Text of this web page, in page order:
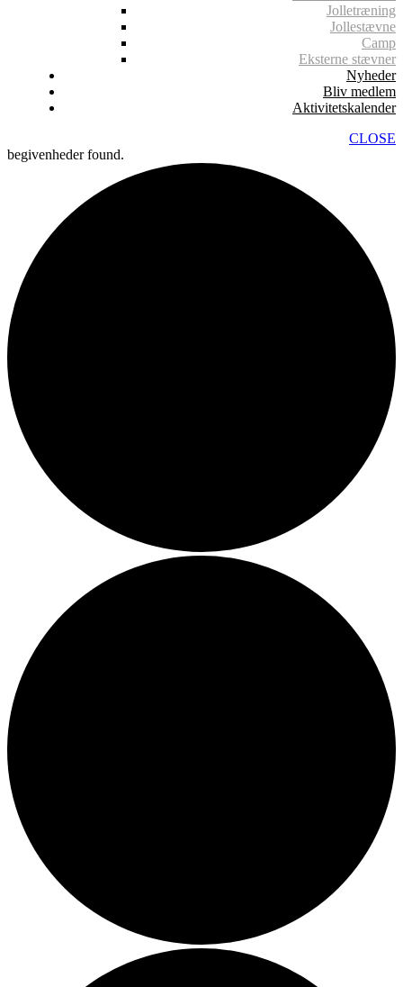
Jolletræning
Jollestævne
Camp
Eksterne stævner
Nyheder
Bliv medlem
Aktivitetskalender
CLOSE
begivenheder found.